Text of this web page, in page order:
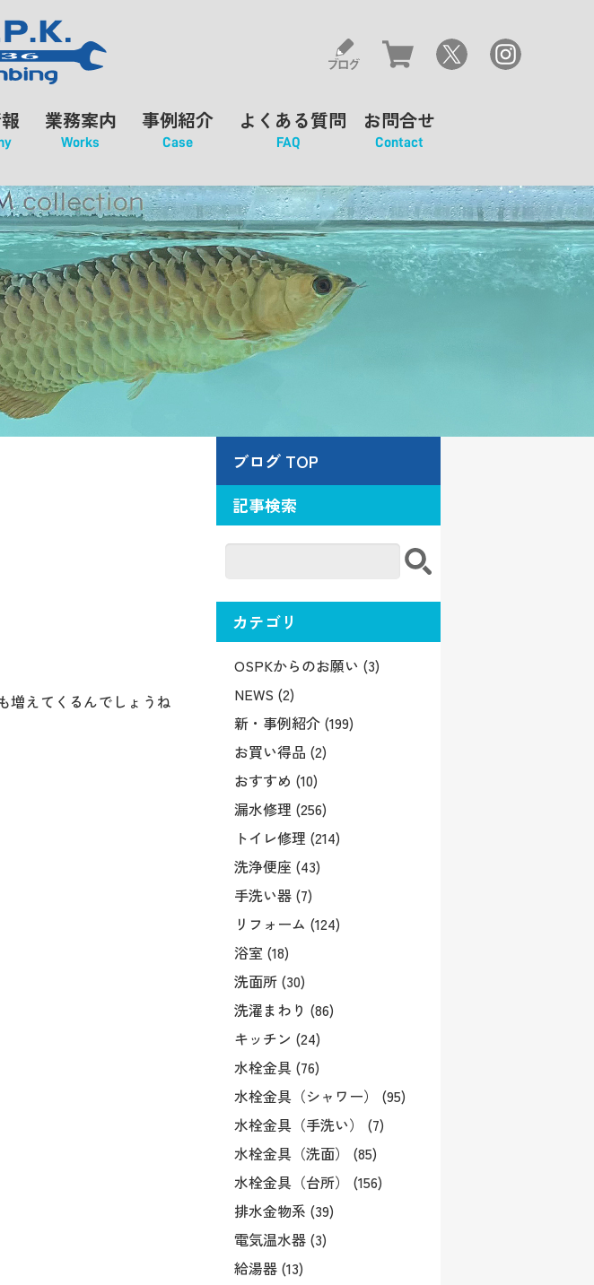
業務案内
Works
事例紹介
Case
よくある質問
FAQ
お問合せ
Contact
ブログ TOP
記事検索
カテゴリ
OSPKからのお願い (3)
NEWS (2)
新・事例紹介 (199)
お買い得品 (2)
おすすめ (10)
漏水修理 (256)
トイレ修理 (214)
洗浄便座 (43)
手洗い器 (7)
リフォーム (124)
浴室 (18)
洗面所 (30)
洗濯まわり (86)
キッチン (24)
水栓金具 (76)
水栓金具（シャワー） (95)
水栓金具（手洗い） (7)
水栓金具（洗面） (85)
水栓金具（台所） (156)
排水金物系 (39)
電気温水器 (3)
給湯器 (13)
増えてくるんでしょうね